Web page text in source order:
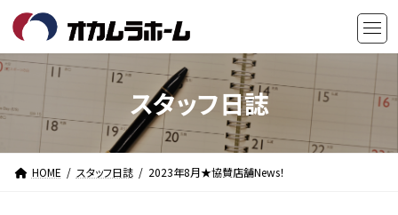
テ
ン
へ
キ
ゲ
ー
ョ
に
スタッフ日誌
HOME スタッフ日誌 2023年8月★協賛店舗News！